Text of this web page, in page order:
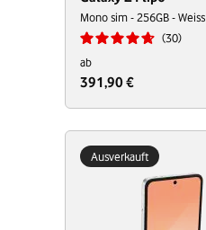
Mono sim - 256GB - Weiss
30
ab
391,90 €
Ausverkauft